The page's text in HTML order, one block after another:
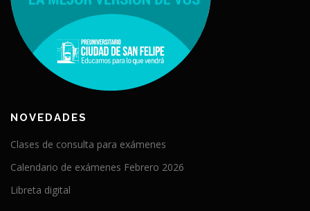
NOVEDADES
Clases de consulta para exámenes
Calendario de exámenes Febrero 2026
Libreta digital